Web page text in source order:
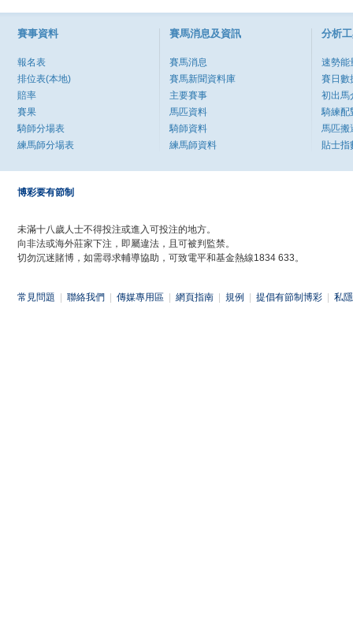
賽事資料
報名表
排位表(本地)
賠率
賽果
騎師分場表
練馬師分場表
賽馬消息及資訊
賽馬消息
賽馬新聞資料庫
主要賽事
馬匹資料
騎師資料
練馬師資料
分析
速勢能
賽日數
初出馬
騎練配
馬匹搬
貼士指
博彩要有節制
未滿十八歲人士不得投注或進入可投注的地方。
向非法或海外莊家下注，即屬違法，且可被判監禁。
切勿沉迷賭博，如需尋求輔導協助，可致電平和基金熱線1834 633。
常見問題 聯絡我們 傳媒專用區 網頁指南 規例 提倡有節制博彩 私